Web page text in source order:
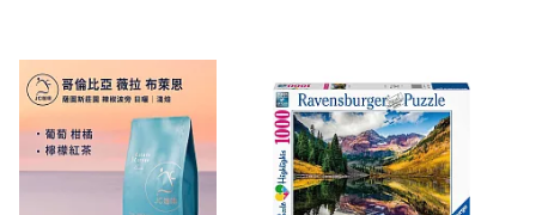
(soloist), Yukiko Sugawara
(soloist), Tomoko Hemmi
(soloist), Alexander Waite
(soloist) / Sir Simon Rattle,
Matthias Hermann /
Symphonie-Orchester des
Bayerischen Rundfunks)